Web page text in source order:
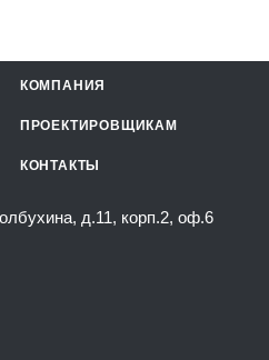
КОМПАНИЯ
ПРОЕКТИРОВЩИКАМ
КОНТАКТЫ
д.11, корп.2, оф.6